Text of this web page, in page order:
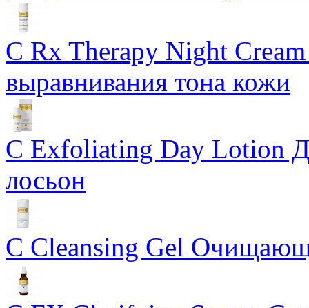
C Rx Therapy Night
выравнивания тона кожи
C Exfoliating Day Lotion
лосьон
C Cleansing Gel